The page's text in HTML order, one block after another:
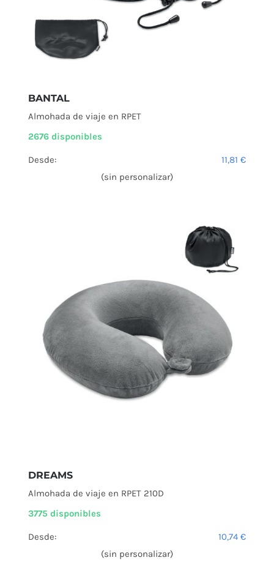
WooCommerce Cart
BANTAL
Almohada de viaje en RPET
2676 disponibles
Desde: 11,81 €
(sin personalizar)
DREAMS
Almohada de viaje en RPET 210D
3775 disponibles
Desde: 10,74 €
(sin personalizar)